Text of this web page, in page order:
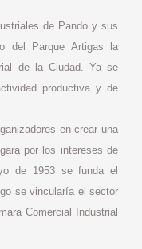
de Pando y sus
del Parque Artigas la
de la Ciudad. Ya se
productiva y de
en crear una
por los intereses de
de 1953 se funda el
se vincularía el sector
Comercial Industrial